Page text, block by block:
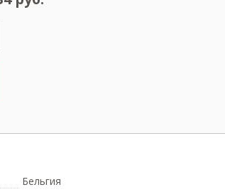
Бельгия